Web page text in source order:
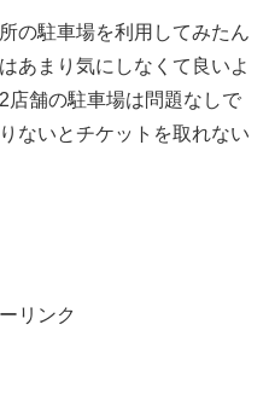
の駐車場を利用してみたん
あまり気にしなくて良いよ
舗の駐車場は問題なしで
ないとチケットを取れない
リンク